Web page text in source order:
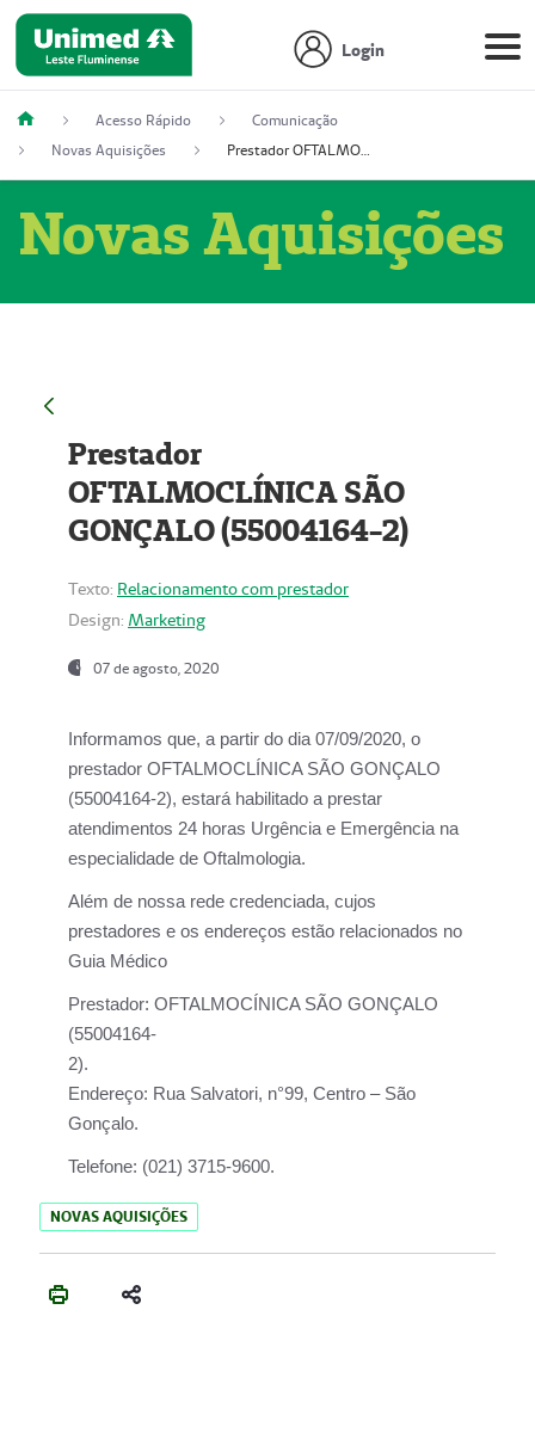
Login
Acesso Rápido
Comunicação
Novas Aquisições
Prestador OFTALMOCLÍNICA SÃO GONÇALO (55004164-2)
Novas Aquisições
Prestador
OFTALMOCLÍNICA SÃO
GONÇALO (55004164-2)
Texto: Relacionamento com prestador
Design: Marketing
07 de agosto, 2020
Informamos que, a partir do dia07/09/2020, o
prestador OFTALMOCLÍNICA SÃO GONÇALO
(55004164-2), estará habilitado a prestar
atendimentos 24 horas Urgência e Emergência na
especialidade de Oftalmologia.
Além de nossa rede credenciada, cujos
prestadores e os endereços estão relacionados no
Guia Médico
Prestador: OFTALMOCÍNICA SÃO GONÇALO
(55004164-
2).
Endereço: Rua Salvatori, n°99, Centro – São
Gonçalo.
Telefone: (021) 3715-9600.
NOVAS AQUISIÇÕES